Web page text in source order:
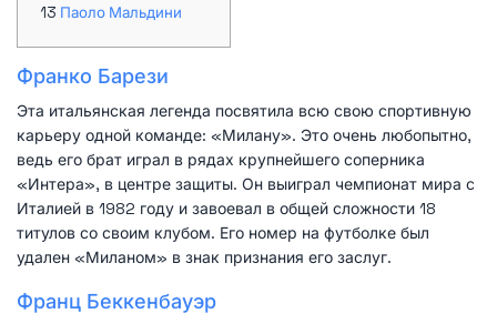
Паоло Мальдини
Франко Барези
Эта итальянская легенда посвятила всю свою спортивную
карьеру одной команде: «Милану». Это очень любопытно,
ведь его брат играл в рядах крупнейшего соперника
«Интера», в центре защиты. Он выиграл чемпионат мира с
Италией в 1982 году и завоевал в общей сложности 18
титулов со своим клубом. Его номер на футболке был
удален «Миланом» в знак признания его заслуг.
Франц Беккенбауэр